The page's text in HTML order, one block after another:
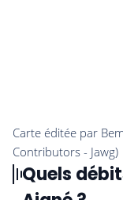
Quels